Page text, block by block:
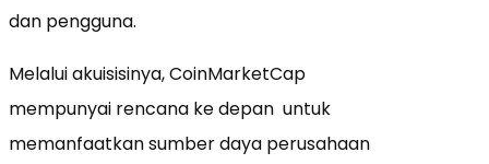
dan pengguna.
Melalui akuisisinya, CoinMarketCap
mempunyai rencana ke depan untuk
memanfaatkan sumber daya perusahaan